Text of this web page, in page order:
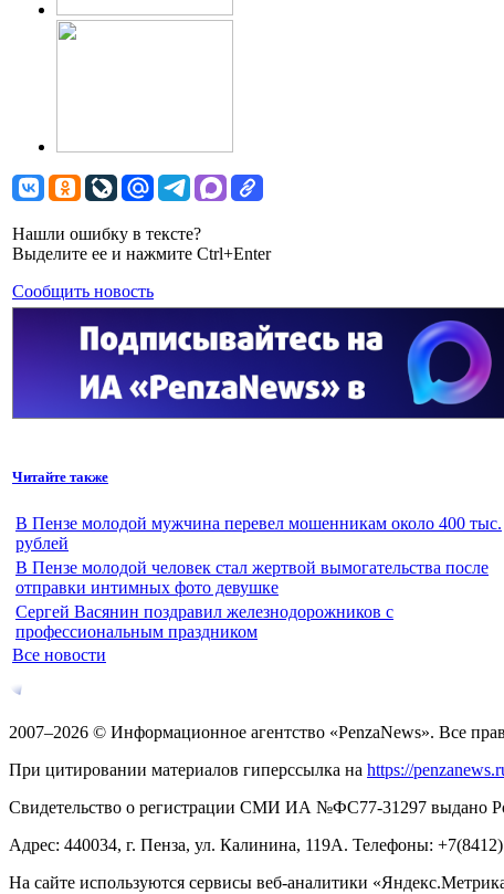
Нашли ошибку в тексте?
Выделите ее и нажмите Ctrl+Enter
Сообщить новость
Читайте также
В Пензе молодой мужчина перевел мошенникам около 400 тыс.
рублей
В Пензе молодой человек стал жертвой вымогательства после
отправки интимных фото девушке
Сергей Васянин поздравил железнодорожников с
профессиональным праздником
Все новости
2007–2026 © Информационное агентство «PenzaNews». Все
При цитировании материалов гиперссылка на https://
Свидетельство о регистрации СМИ ИА №ФС77-31297 выдано
Адрес: 440034, г. Пенза, ул. Калинина, 119А. Телефоны: +7(8412)
На сайте используются сервисы веб-аналитики